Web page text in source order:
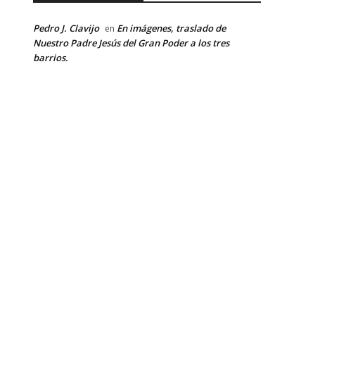
Pedro J. Clavijo en En imágenes, traslado de
Nuestro Padre Jesús del Gran Poder a los tres
barrios.